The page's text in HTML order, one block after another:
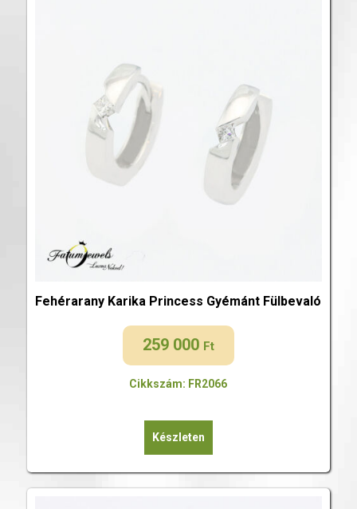
Fehérarany Karika Princess Gyémánt Fülbevaló
259 000 Ft
Cikkszám: FR2066
Készleten